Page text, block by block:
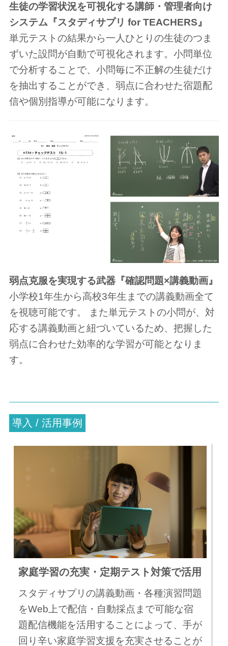
生徒の学習状況を可視化する講師・管理者向け
システム『スタディサプリ for TEACHERS』
単元テストの結果から一人ひとりの生徒のつま
ずいた設問が自動で可視化されます。小問単位
で分析することで、小問毎に不正解の生徒だけ
を抽出することができ、弱点に合わせた宿題配
信や個別指導が可能になります。
弱点克服を実現する武器『確認問題×講義動画』
小学校1年生から高校3年生までの講義動画全て
を視聴可能です。 また単元テストの小問が、対
応する講義動画と紐づいているため、把握した
弱点に合わせた効率的な学習が可能となりま
す。
導入 / 活用事例
家庭学習の充実・定期テスト対策で活用
スタディサプリの講義動画・各種演習問題
をWeb上で配信・自動採点まで可能な宿
題配信機能を活用することによって、手が
回り辛い家庭学習支援を充実させることが